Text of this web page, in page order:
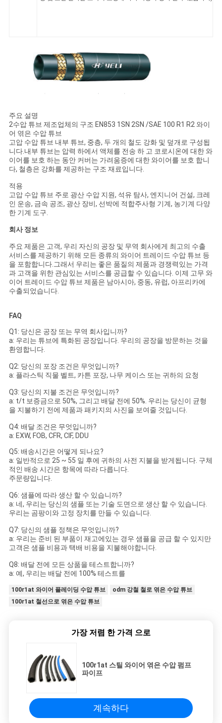
주요 설명
2수압 튜브 제조업체의 구조 EN853 1SN 2SN /SAE 100 R1 R2 와이
어 엮은 수압 튜브
고압 수압 튜브 내부 튜브, 중층, 두 개의 철도 강화 및 덮개로 구성됩
니다.내부 튜브는 압력 하에서 액체를 전송 하 고 코로시온에 대한 와
이어를 보호 하는 동안 커버는 가려움증에 대한 와이어를 보호 합니
다, 철층은 강화를 제공하는 구조 재료입니다.
적용
고압 수압 튜브 주로 광산 수압 지원, 석유 탐사, 엔지니어 건설, 크레
인 운송, 금속 공조, 광산 장비, 선박에 적합주사형 기계, 농기계 다양
한 기계 도구.
회사 정보
주요 제품은 고객, 우리 자신의 공장 및 무역 회사에게 최고의 수출
서비스를 제공하기 위해 모든 종류의 와이어 트레이드 수압 튜브 등
을 포함합니다.그래서 우리는 좋은 품질의 제품과 경쟁력있는 가격
과 고객을 위한 관심있는 서비스를 공급할 수 있습니다. 이제 고무 와
이어 트레이드 수압 튜브 제품은 남아시아, 중동, 유럽, 아프리카에
수출되었습니다.
FAQ
Q1: 당신은 공장 또는 무역 회사입니까?
a: 우리는 튜브에 특화된 공장입니다. 우리의 공장을 방문하는 것을
환영합니다.
Q2: 당신의 포장 조건은 무엇입니까?
a: 플라스틱 직물 벨트, 카튼 포장, 나무 케이스 또는 귀하의 요청
Q3: 당신의 지불 조건은 무엇입니까?
a: t/t 보증금으로 50%, 그리고 배달 전에 50%. 우리는 당신이 균형
을 지불하기 전에 제품과 패키지의 사진을 보여줄 것입니다.
Q4: 배달 조건은 무엇입니까?
a: EXW, FOB, CFR, CIF, DDU
Q5: 배송시간은 어떻게 되나요?
a: 일반적으로 25 ~ 55 일 후에 귀하의 사전 지불을 받게됩니다. 구체
적인 배송 시간은 항목에 따라 다릅니다.
주문량입니다.
Q6: 샘플에 따라 생산 할 수 있습니까?
a: 네, 우리는 당신의 샘플 또는 기술 도면으로 생산 할 수 있습니다.
우리는 곰팡이와 고정 장치를 만들 수 있습니다.
Q7: 당신의 샘플 정책은 무엇입니까?
a: 우리는 준비 된 부품이 재고에있는 경우 샘플을 공급 할 수 있지만
고객은 샘플 비용과 택배 비용을 지불해야합니다.
Q8: 배달 전에 모든 상품을 테스트합니까?
a: 예, 우리는 배달 전에 100% 테스트를
100r1at 와이어 플레이딩 수압 튜브
odm 강철 철로 엮은 수압 튜브
100r1at 철선으로 엮은 수압 튜브
가장 저렴 한 가격 으로
100r1at 스틸 와이어 엮은 수압 펌프
파이프
계속하다